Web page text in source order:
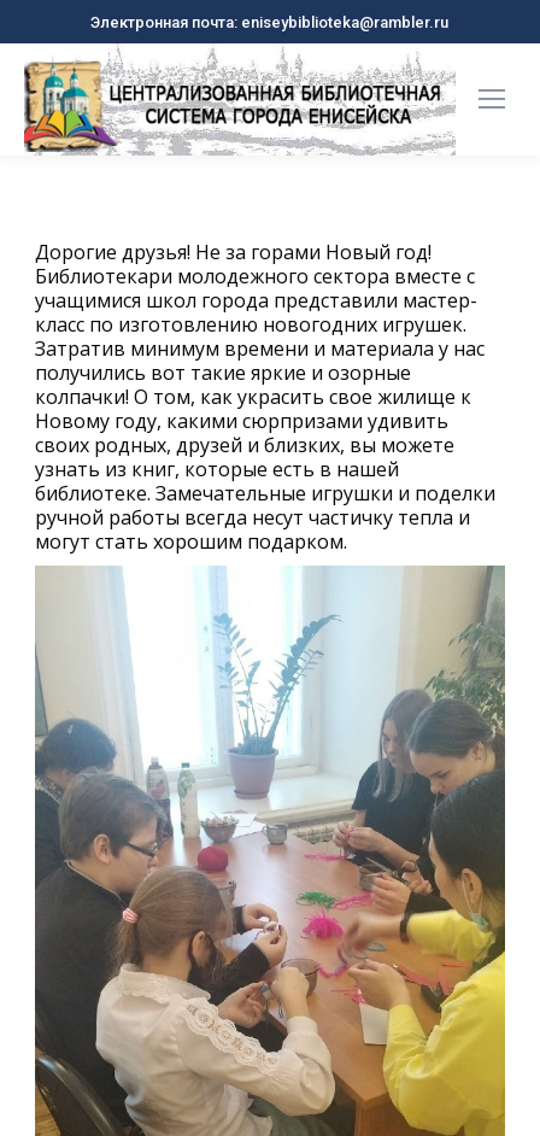
Электронная почта: eniseybiblioteka@rambler.ru
Дорогие друзья! Не за горами Новый год!
Библиотекари молодежного сектора вместе с
учащимися школ города представили мастер-
класс по изготовлению новогодних игрушек.
Затратив минимум времени и материала у нас
получились вот такие яркие и озорные
колпачки! О том, как украсить свое жилище к
Новому году, какими сюрпризами удивить
своих родных, друзей и близких, вы можете
узнать из книг, которые есть в нашей
библиотеке. Замечательные игрушки и поделки
ручной работы всегда несут частичку тепла и
могут стать хорошим подарком.